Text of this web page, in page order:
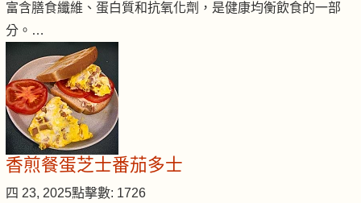
富含膳食纖維、蛋白質和抗氧化劑，是健康均衡飲食的一部
分。…
香煎餐蛋芝士番茄多士
四 23, 2025點擊數: 1726